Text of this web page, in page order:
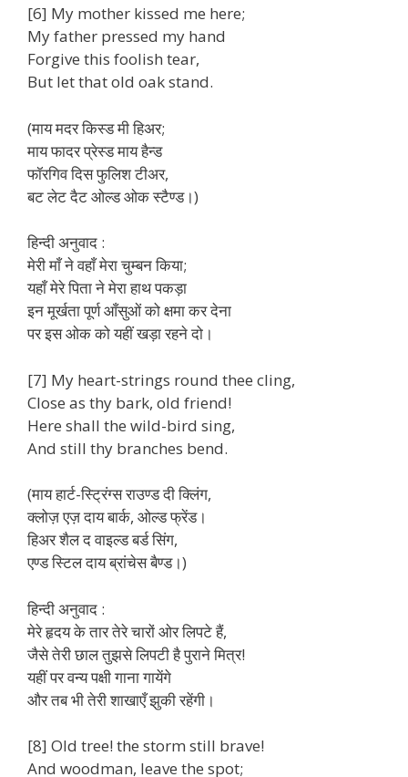
[6] My mother kissed me here;
My father pressed my hand
Forgive this foolish tear,
But let that old oak stand.
(माय मदर किस्ड मी हिअर;
माय फादर प्रेस्ड माय हैन्ड
फॉरगिव दिस फुलिश टीअर,
बट लेट दैट ओल्ड ओक स्टैण्ड।)
हिन्दी अनुवाद :
मेरी माँ ने वहाँ मेरा चुम्बन किया;
यहाँ मेरे पिता ने मेरा हाथ पकड़ा
इन मूर्खता पूर्ण आँसुओं को क्षमा कर देना
पर इस ओक को यहीं खड़ा रहने दो।
[7] My heart-strings round thee cling,
Close as thy bark, old friend!
Here shall the wild-bird sing,
And still thy branches bend.
(माय हार्ट-स्ट्रिंग्स राउण्ड दी क्लिंग,
क्लोज़ एज़ दाय बार्क, ओल्ड फ्रेंड।
हिअर शैल द वाइल्ड बर्ड सिंग,
एण्ड स्टिल दाय ब्रांचेस बैण्ड।)
हिन्दी अनुवाद :
मेरे हृदय के तार तेरे चारों ओर लिपटे हैं,
जैसे तेरी छाल तुझसे लिपटी है पुराने मित्र!
यहीं पर वन्य पक्षी गाना गायेंगे
और तब भी तेरी शाखाएँ झुकी रहेंगी।
[8] Old tree! the storm still brave!
And woodman, leave the spot;